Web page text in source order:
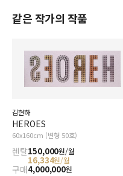
같은 작가의 작품
김현하
HEROES
60x160cm (변형 50호)
렌탈150,000원/월
16,334원/월
구매4,000,000원